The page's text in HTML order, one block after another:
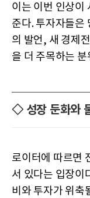
이는 이번 인상이
준다. 투자자들은
의 발언, 새 경제
을 더 주목하는 분
◇ 성장 둔화와
로이터에 따르면
서 있다는 입장이
비와 투자가 위축